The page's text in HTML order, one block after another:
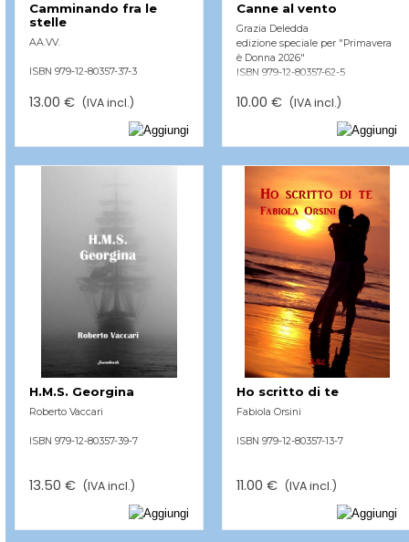
Camminando fra le
stelle
AA.VV.
ISBN 979-12-80357-37-3
13.00 € (IVA incl.)
Canne al vento
Grazia Deledda
edizione speciale per "Primavera
è Donna 2026"
ISBN 979-12-80357-62-5
10.00 € (IVA incl.)
H.M.S. Georgina
Roberto Vaccari
ISBN 979-12-80357-39-7
13.50 € (IVA incl.)
Ho scritto di te
Fabiola Orsini
ISBN 979-12-80357-13-7
11.00 € (IVA incl.)